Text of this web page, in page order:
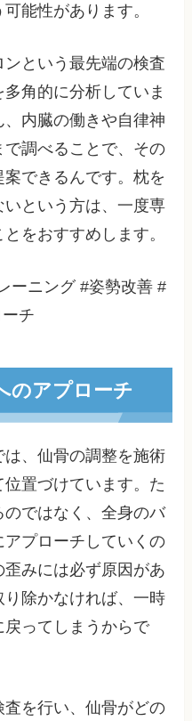
能性があります。
という最先端の検査
角的に分析していま
内臓の働きや自律神
調べることで、その
できるんです。枕を
という方は、一度専
をおすすめします。
ーニング #姿勢改善 #
チ
のアプローチ
、仙骨の調整を施術
置づけています。た
ではなく、全身のバ
プローチしていくの
みには必ず原因があ
り除かなければ、一時
ってしまうからで
を行い、仙骨がどの